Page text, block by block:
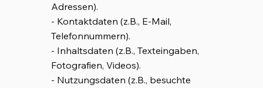
Adressen).
- Kontaktdaten (z.B., E-Mail,
Telefonnummern).
- Inhaltsdaten (z.B., Texteingaben,
Fotografien, Videos).
- Nutzungsdaten (z.B., besuchte